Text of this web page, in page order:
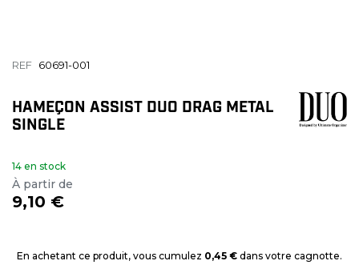
REF 60691-001
HAMEÇON ASSIST DUO DRAG METAL
SINGLE
14 en stock
À partir de
9,10 €
En achetant ce produit, vous cumulez 0,45 € dans votre cagnotte.